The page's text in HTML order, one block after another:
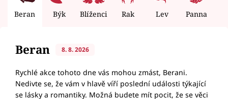
Beran Býk Blíženci Rak Lev Panna
Beran 8. 8. 2026
Rychlé akce tohoto dne vás mohou zmást, Berani.
Nedivte se, že vám v hlavě víří poslední události týkající
se lásky a romantiky. Možná budete mít pocit, že se věci